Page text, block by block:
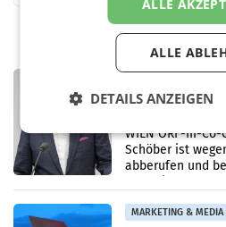
ORF III: Peter
WIEN ORF-III-
Schöber ist
abberufen und
MARKETING & MEDIA
ALLE
ALLE
DETAILS ANZEIGEN